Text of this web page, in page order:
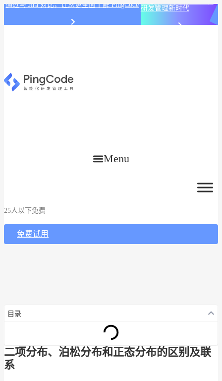
通过与 Jira 对比，让您更全面了解 PingCode 研发管理新时代
Menu
25人以下免费
免费试用
目录
二项分布、泊松分布和正态分布的区别及联
系